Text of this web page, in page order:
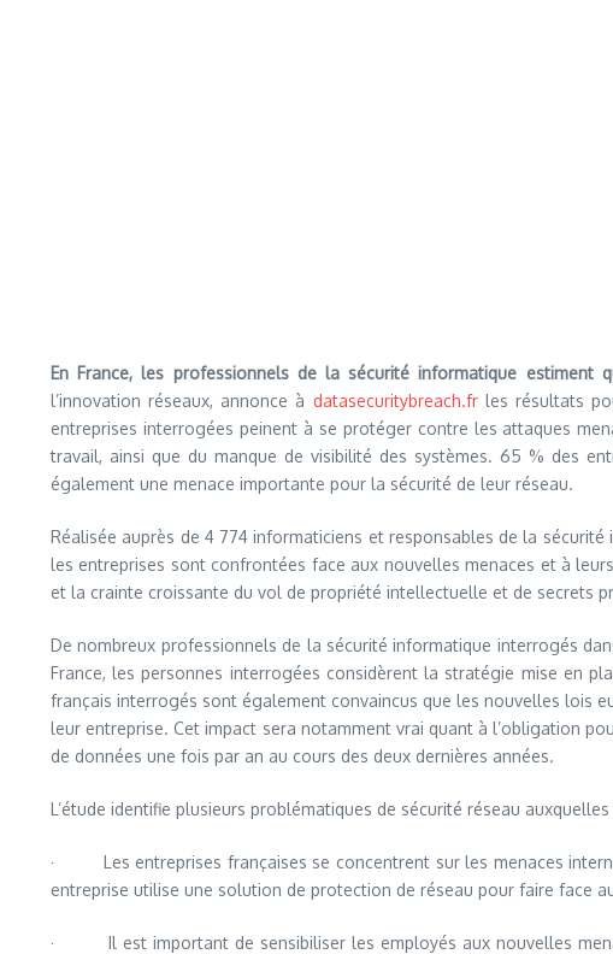
En France, les professionnels de la sécurité informatique
l’innovation réseaux, annonce à datasecuritybreach.frles résultats
entreprises interrogées peinent à se protéger contre les attaques
travail, ainsi que du manque de visibilité des systèmes. 65 % des
également une menace importante pour la sécurité de leur réseau.
Réalisée auprès de 4 774 informaticiens et responsables de la
les entreprises sont confrontées face aux nouvelles menaces et à
et la crainte croissante du vol de propriété intellectuelle et de secrets
De nombreux professionnels de la sécurité informatique interrogés
France, les personnes interrogées considèrent la stratégie mise en
français interrogés sont également convaincus que les nouvelles lois
leur entreprise. Cet impact sera notamment vrai quant à l’obligation
de données une fois par an au cours des deux dernières années.
L’étude identifie plusieurs problématiques de sécurité réseau
· Les entreprises françaises se concentrent sur les menaces
entreprise utilise une solution de protection de réseau pour faire face
· Il est important de sensibiliser les employés aux nouvelles